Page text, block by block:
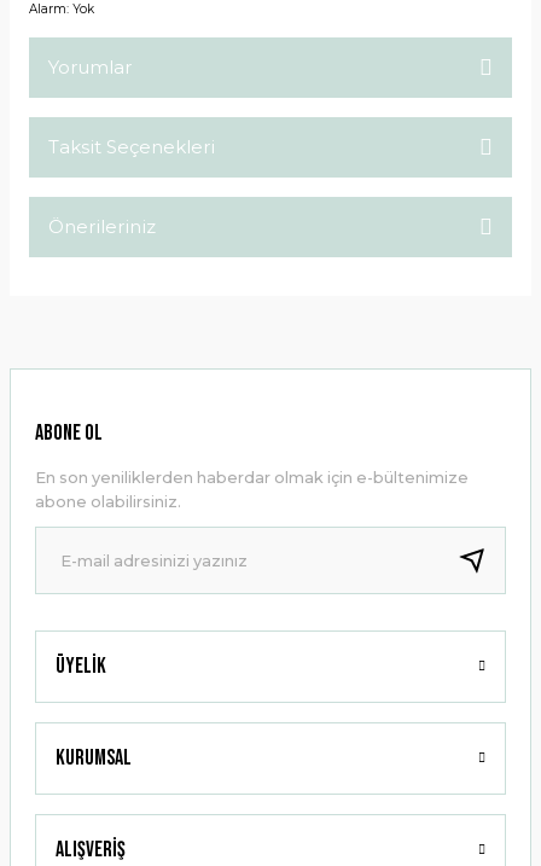
Alarm: Yok
Yorumlar
Taksit Seçenekleri
Önerileriniz
Ürün resmi kalitesiz, bozuk veya görüntülenemiyor.
Ürün bilgilerinde hatalar bulunuyor.
Ürün fiyatı diğer sitelerden daha pahalı.
Bu ürüne benzer farklı alternatifler olmalı.
Gönder
Üyelik
Kurumsal
Alışveriş
ABONE OL
En son yeniliklerden haberdar olmak için e-bültenimize
abone olabilirsiniz.